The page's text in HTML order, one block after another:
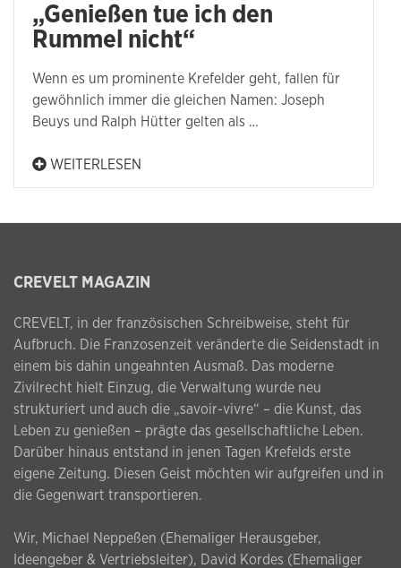
„Genießen tue ich den
Rummel nicht“
Wenn es um prominente Krefelder geht, fallen für
gewöhnlich immer die gleichen Namen: Joseph
Beuys und Ralph Hütter gelten als …
WEITERLESEN
CREVELT MAGAZIN
CREVELT, in der französischen Schreibweise, steht für
Aufbruch. Die Franzosenzeit veränderte die Seidenstadt in
einem bis dahin ungeahnten Ausmaß. Das moderne
Zivilrecht hielt Einzug, die Verwaltung wurde neu
strukturiert und auch die „savoir-vivre“ – die Kunst, das
Leben zu genießen – prägte das gesellschaftliche Leben.
Darüber hinaus entstand in jenen Tagen Krefelds erste
eigene Zeitung. Diesen Geist möchten wir aufgreifen und in
die Gegenwart transportieren.
Wir, Michael Neppeßen (Ehemaliger Herausgeber,
Ideengeber & Vertriebsleiter), David Kordes (Ehemaliger